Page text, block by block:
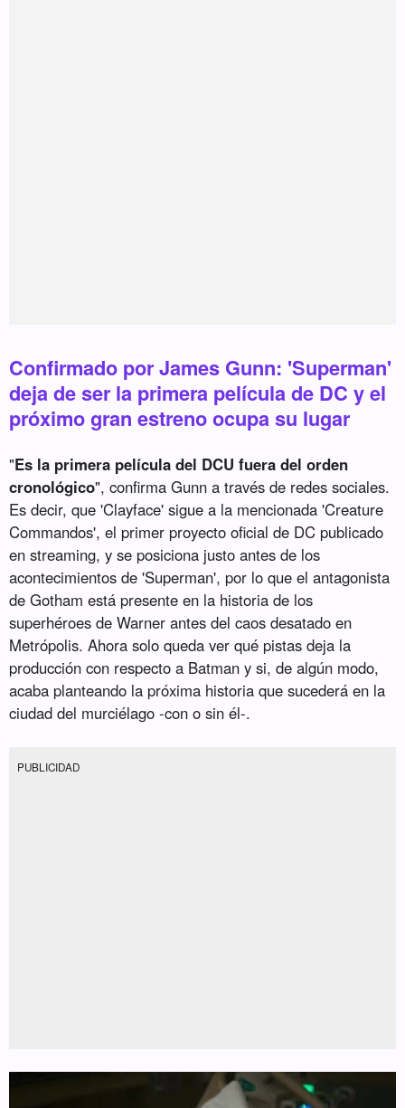
Confirmado por James Gunn: 'Superman'
deja de ser la primera película de DC y el
próximo gran estreno ocupa su lugar
"Es la primera película del DCU fuera del orden
cronológico", confirma Gunn a través de redes sociales.
Es decir, que 'Clayface' sigue a la mencionada 'Creature
Commandos', el primer proyecto oficial de DC publicado
en streaming, y se posiciona justo antes de los
acontecimientos de 'Superman', por lo que el antagonista
de Gotham está presente en la historia de los
superhéroes de Warner antes del caos desatado en
Metrópolis. Ahora solo queda ver qué pistas deja la
producción con respecto a Batman y si, de algún modo,
acaba planteando la próxima historia que sucederá en la
ciudad del murciélago -con o sin él-.
PUBLICIDAD